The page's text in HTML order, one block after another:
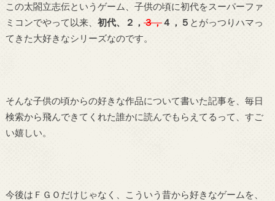
この太閤立志伝というゲーム、子供の頃に初代をスーパーファ
ミコンでやって以来、 初代、２， ３，４，５ とがっつりハマっ
てきた大好きなシリーズなのです。
そんな子供の頃からの好きな作品について書いた記事を、毎日
検索から飛んできてくれた誰かに読んでもらえてるって、すご
い嬉しい。
今後はＦＧＯだけじゃなく、こういう昔から好きなゲームを、